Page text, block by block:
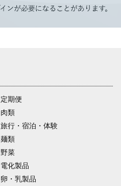
定期便
肉類
旅行・宿泊・体験
麺類
野菜
電化製品
卵・乳製品